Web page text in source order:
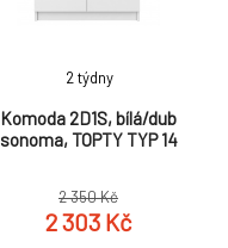
Komoda 2D1S, bílá/dub
sonoma, TOPTY TYP 14
2 týdny
2 350 Kč
2 303 Kč